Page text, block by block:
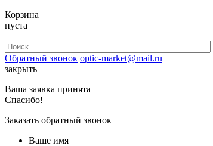
Корзина
пуста
Обратный звонок optic-market@mail.ru
закрыть
Ваша заявка принята
Спасибо!
Заказать обратный звонок
Ваше имя